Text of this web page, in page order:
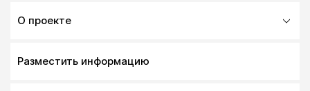
О проекте
Разместить информацию